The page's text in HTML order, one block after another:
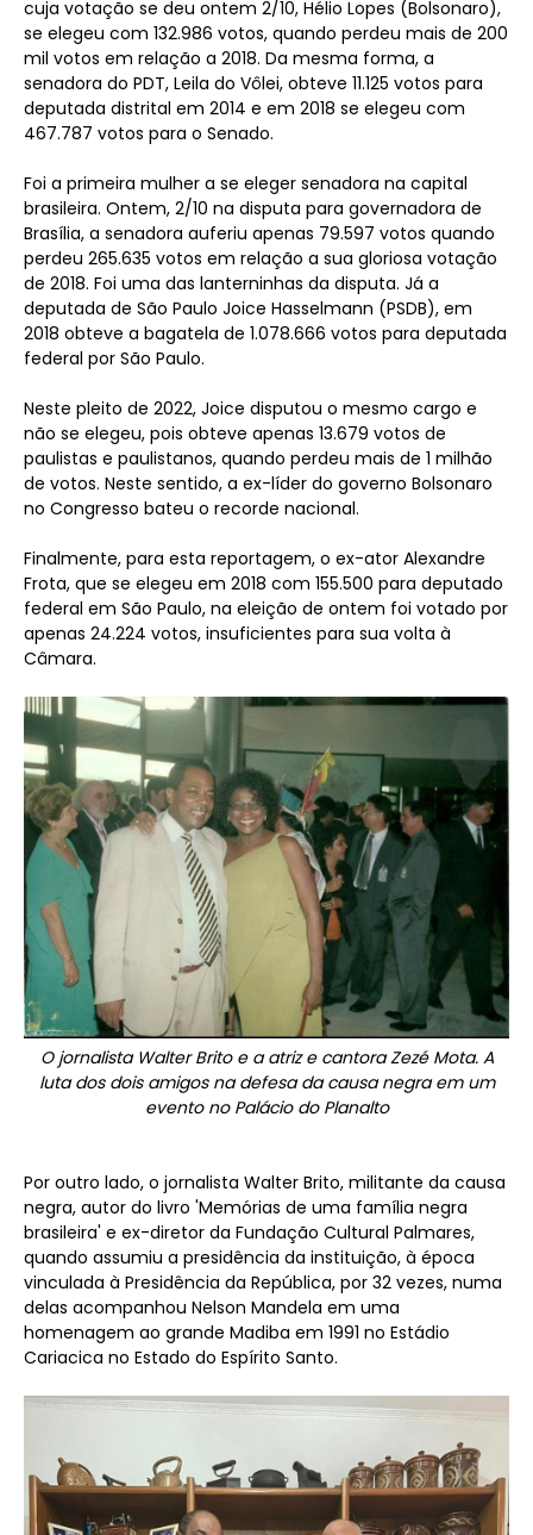
cuja votação se deu ontem 2/10, Hélio Lopes (Bolsonaro),
se elegeu com 132.986 votos, quando perdeu mais de 200
mil votos em relação a 2018. Da mesma forma, a
senadora do PDT, Leila do Vôlei, obteve 11.125 votos para
deputada distrital em 2014 e em 2018 se elegeu com
467.787 votos para o Senado.
Foi a primeira mulher a se eleger senadora na capital
brasileira. Ontem, 2/10 na disputa para governadora de
Brasília, a senadora auferiu apenas 79.597 votos quando
perdeu 265.635 votos em relação a sua gloriosa votação
de 2018. Foi uma das lanterninhas da disputa. Já a
deputada de São Paulo Joice Hasselmann (PSDB), em
2018 obteve a bagatela de 1.078.666 votos para deputada
federal por São Paulo.
Neste pleito de 2022, Joice disputou o mesmo cargo e
não se elegeu, pois obteve apenas 13.679 votos de
paulistas e paulistanos, quando perdeu mais de 1 milhão
de votos. Neste sentido, a ex-líder do governo Bolsonaro
no Congresso bateu o recorde nacional.
Finalmente, para esta reportagem, o ex-ator Alexandre
Frota, que se elegeu em 2018 com 155.500 para deputado
federal em São Paulo, na eleição de ontem foi votado por
apenas 24.224 votos, insuficientes para sua volta à
Câmara.
O jornalista Walter Brito e a atriz e cantora Zezé Mota. A
luta dos dois amigos na defesa da causa negra em um
evento no Palácio do Planalto
Por outro lado, o jornalista Walter Brito, militante da causa
negra, autor do livro 'Memórias de uma família negra
brasileira' e ex-diretor da Fundação Cultural Palmares,
quando assumiu a presidência da instituição, à época
vinculada à Presidência da República, por 32 vezes, numa
delas acompanhou Nelson Mandela em uma
homenagem ao grande Madiba em 1991 no Estádio
Cariacica no Estado do Espírito Santo.